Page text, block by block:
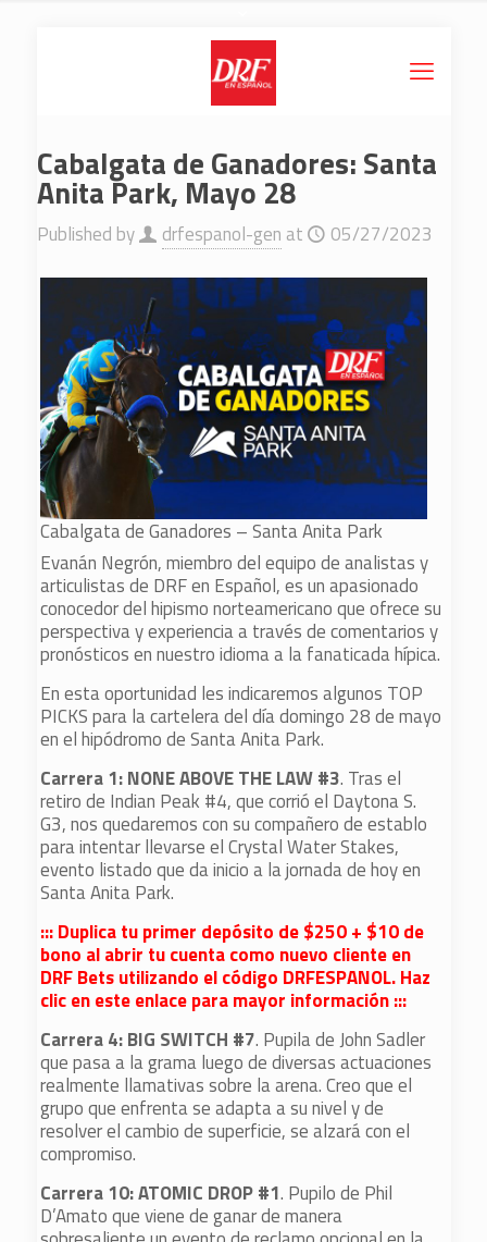
Cabalgata de Ganadores: Santa
Anita Park, Mayo 28
Published by drfespanol-gen at 05/27/2023
Cabalgata de Ganadores – Santa Anita Park
Evanán Negrón, miembro del equipo de analistas y
articulistas de DRF en Español, es un apasionado
conocedor del hipismo norteamericano que ofrece su
perspectiva y experiencia a través de comentarios y
pronósticos en nuestro idioma a la fanaticada hípica.
En esta oportunidad les indicaremos algunos TOP
PICKS para la cartelera del día domingo 28 de mayo
en el hipódromo de Santa Anita Park.
Carrera 1: NONE ABOVE THE LAW #3. Tras el
retiro de Indian Peak #4, que corrió el Daytona S.
G3, nos quedaremos con su compañero de establo
para intentar llevarse el Crystal Water Stakes,
evento listado que da inicio a la jornada de hoy en
Santa Anita Park.
::: Duplica tu primer depósito de $250 + $10 de
bono al abrir tu cuenta como nuevo cliente en
DRF Bets utilizando el código DRFESPANOL. Haz
clic en este enlace para mayor información :::
Carrera 4:BIG SWITCH #7. Pupila de John Sadler
que pasa a la grama luego de diversas actuaciones
realmente llamativas sobre la arena. Creo que el
grupo que enfrenta se adapta a su nivel y de
resolver el cambio de superficie, se alzará con el
compromiso.
Carrera 10: ATOMIC DROP #1. Pupilo de Phil
D’Amato que viene de ganar de manera